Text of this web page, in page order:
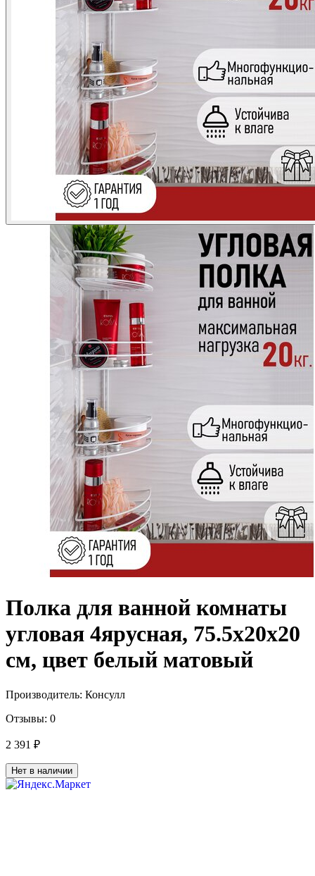
Полка для ванной комнаты
угловая 4ярусная, 75.5х20х20
см, цвет белый матовый
Производитель: Консулл
Отзывы: 0
2 391 ₽
Нет в наличии